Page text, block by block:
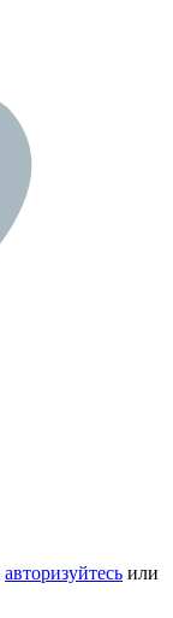
авторизуйтесь или